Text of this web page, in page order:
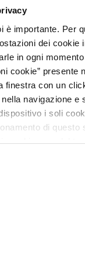
è importante. Per
dei cookie
in ogni
cookie” presente
finestra con un
navigazione e
i soli
di questo
agro-alimentari